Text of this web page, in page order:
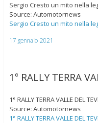
Sergio Cresto un mito nella
Source: Automotornews
Sergio Cresto un mito nella
17 gennaio 2021
1° RALLY TERRA
1° RALLY TERRA VALLE DEL
Source: Automotornews
1° RALLY TERRA VALLE DEL